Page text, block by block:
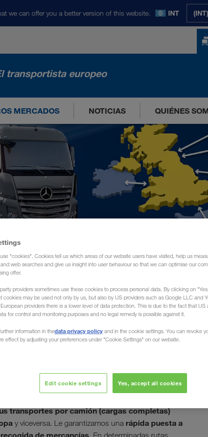
we can offer you a better version of this website. INT
transportista europeo
MERCADOS NOTICIAS QUIÉNES
de transportes)
desde / hacia
en cualquier otro lugar de Gran Bretaña e Irlanda del
cubrimos el Reino Unido de norte a sur.
transportes por camión (cargas completas)
y viceversa. Le garantizamos una rápida puesta a
de mercancías
"cookies". Cookies tell us which areas of our website users have visited, help us
web searches and give us insight into user behaviour so that we can optimise our
offer.
providers sometimes use these cookies to process personal data. By clicking on
cookies may be used not only by us, but also by US providers such as Google LLC and
providers there is a lower level of data protection. This is due to the fact that US
for control and monitoring purposes and no legal remedy is possible against it.
information in thedata privacy policy and in the cookie settings. You can revoke
effect by adjusting your preferences under "Cookie Settings" on our website.
Edit cookie settings Yes, accept all cookies